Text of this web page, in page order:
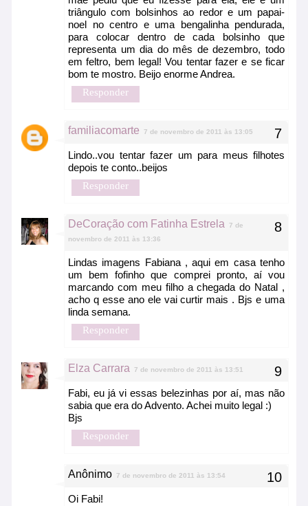
triângulo com bolsinhos ao redor e um papai-
noel no centro e uma bengalinha pendurada,
para colocar dentro de cada bolsinho que
representa um dia do mês de dezembro, todo
em feltro, bem legal! Vou tentar fazer e se ficar
bom te mostro. Beijo enorme Andrea.
Responder
familiacomarte 7 de novembro de 2011 às 13:05
Lindo..vou tentar fazer um para meus filhotes
depois te conto..beijos
Responder
DeCoração com Fatinha Estrela
7 de
novembro de 2011 às 13:36
Lindas imagens Fabiana , aqui em casa tenho
um bem fofinho que comprei pronto, aí vou
marcando com meu filho a chegada do Natal ,
acho q esse ano ele vai curtir mais . Bjs e uma
linda semana.
Responder
Elza Carrara 7 de novembro de 2011 às 13:51
Fabi, eu já vi essas belezinhas por aí, mas não
sabia que era do Advento. Achei muito legal :)
Bjs
Responder
Anônimo 7 de novembro de 2011 às 13:54
Oi Fabi!